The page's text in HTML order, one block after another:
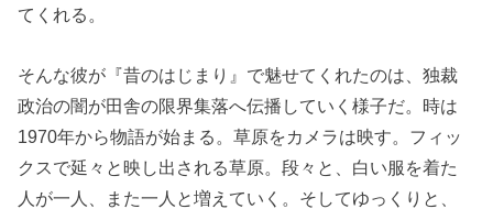
てくれる。
そんな彼が『昔のはじまり』で魅せてくれたのは、独裁
政治の闇が田舎の限界集落へ伝播していく様子だ。時は
1970年から物語が始まる。草原をカメラは映す。フィッ
クスで延々と映し出される草原。段々と、白い服を着た
人が一人、また一人と増えていく。そしてゆっくりと、